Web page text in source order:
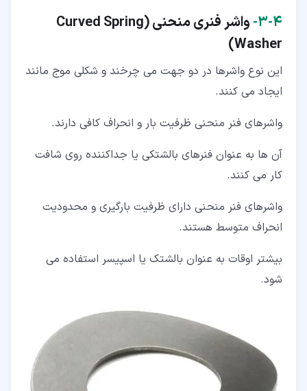
۴‏-‏۳‏-
واشر فنری منحنی (Curved Spring
Washer)
این نوع واشرها در دو جهت می چرخند و شکلی موج مانند
ایجاد می کنند.
واشرهای فنر منحنی ظرفیت بار و انحراف کافی دارند.
آن ها به عنوان فنرهای بالشتکی یا جداکننده روی شافت
کار می کنند.
واشرهای فنر منحنی دارای ظرفیت بارگیری و محدودیت
انحراف متوسط ​​هستند.
بیشتر اوقات به عنوان بالشتک یا اسپیسر استفاده می
شود.